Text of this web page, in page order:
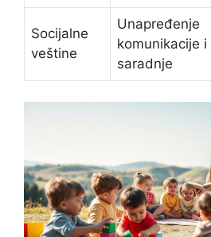
Socijalne
veštine
Unapređenje
komunikacije i
saradnje